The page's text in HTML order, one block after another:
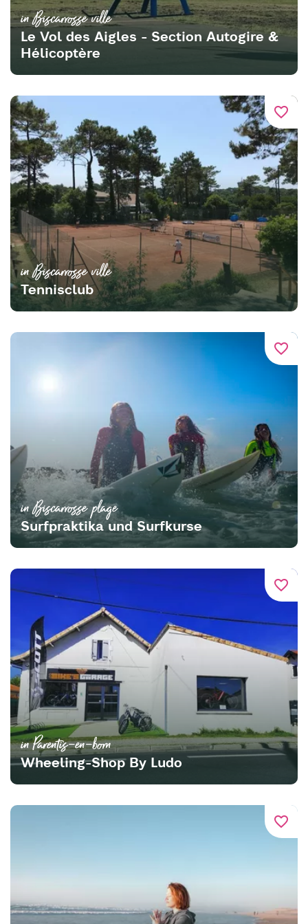
in Biscarrosse ville
Le Vol des Aigles - Section Autogire &
Hélicoptère
favorite_border
in Biscarrosse ville
Tennisclub
favorite_border
in Biscarrosse plage
Surfpraktika und Surfkurse
favorite_border
in Parentis-en-born
Wheeling-Shop By Ludo
favorite_border